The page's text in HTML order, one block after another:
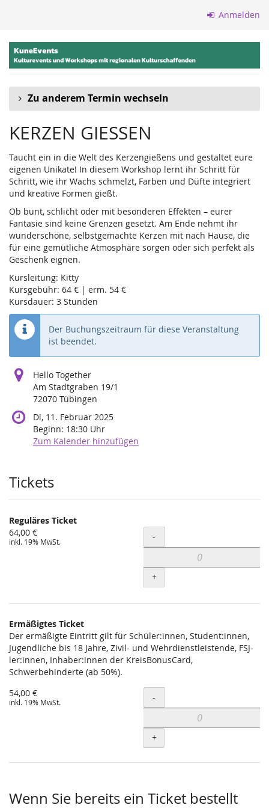
springen
Anmelden
Zu anderem Termin wechseln
KERZEN GIESSEN
Taucht ein in die Welt des Kerzengießens und gestaltet eure
eigenen Unikate! In diesem Workshop lernt ihr Schritt für
Schritt, wie ihr Wachs schmelzt, Farben und Düfte integriert
und kreative Formen gießt.
Ob bunt, schlicht oder mit besonderen Effekten – eurer
Fantasie sind keine Grenzen gesetzt. Am Ende nehmt ihr
wunderschöne, selbstgemachte Kerzen mit nach Hause, die
für eine gemütliche Atmosphäre sorgen oder sich perfekt als
Geschenk eignen.
Kursleitung: Kitty
Kursgebühr: 64 € | erm. 54 €
Kursdauer: 3 Stunden
Der Buchungszeitraum für diese Veranstaltung
ist beendet.
Hello Together
Am Stadtgraben 19/1
72070 Tübingen
Di, 11. Februar 2025
Beginn: 18:30 Uhr
Zum Kalender hinzufügen
Produkte
Tickets
Reguläres Ticket
64,00 €
inkl. 19% MwSt. Menge
-
+
Ermäßigtes Ticket
Der ermäßigte Eintritt gilt für Schüler:innen, Student:innen,
Jugendliche bis 18 Jahre, Zivil- und Wehrdienstleistende, FSJ-
ler:innen, Inhaber:innen der KreisBonusCard,
Schwerbehinderte (ab 50%).
54,00 €
inkl. 19% MwSt. Menge
-
+
Wenn Sie bereits ein Ticket bestellt